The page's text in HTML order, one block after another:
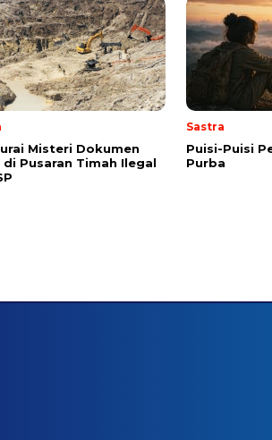
Misteri Dokumen
di Pusaran Timah Ilegal
Sastra
Puisi-Puisi
Purba